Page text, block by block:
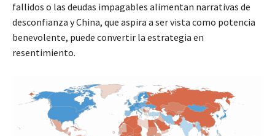
fallidos o las deudas impagables alimentan narrativas de
desconfianza y China, que aspira a ser vista como potencia
benevolente, puede convertir la estrategia en
resentimiento.